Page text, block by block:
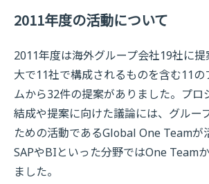
2011年度の活動について
2011年度は海外グループ会社19社に
大で11社で構成されるものを含む11の
ムから32件の提案がありました。プロ
結成や提案に向けた議論には、グルー
ための活動であるGlobal One Teamが
SAPやBIといった分野ではOne Team
ました。